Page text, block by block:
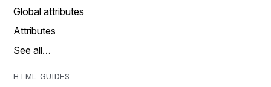
Global attributes
Attributes
See all…
HTML GUIDES